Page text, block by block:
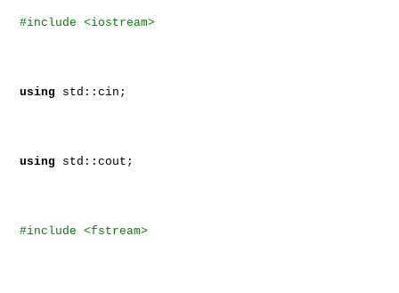
#include <iostream>
using std::cin;
using std::cout;
#include <fstream>